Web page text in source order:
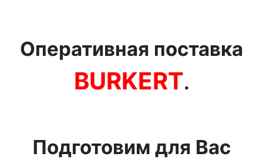
Оперативная поставка
BURKERT.
Подготовим для Вас